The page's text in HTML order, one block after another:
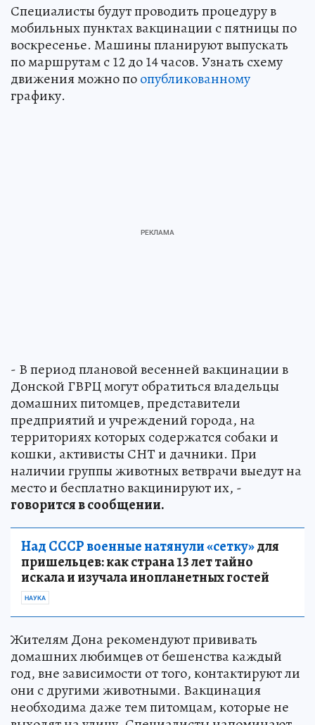
Специалисты будут проводить процедуру в
мобильных пунктах вакцинации с пятницы по
воскресенье. Машины планируют выпускать
по маршрутам с 12 до 14 часов. Узнать схему
движения можно поопубликованному
графику.
- В период плановой весенней вакцинации в
Донской ГВРЦ могут обратиться владельцы
домашних питомцев, представители
предприятий и учреждений города, на
территориях которых содержатся собаки и
кошки, активисты СНТ и дачники. При
наличии группы животных ветврачи выедут на
место и бесплатно вакцинируют их, -
говорится в сообщении.
Над СССР военные натянули «сетку»для
пришельцев: как страна 13 лет тайно
искала и изучала инопланетных гостей
НАУКА
Жителям Дона рекомендуют прививать
домашних любимцев от бешенства каждый
год, вне зависимости от того, контактируют ли
они с другими животными. Вакцинация
необходима даже тем питомцам, которые не